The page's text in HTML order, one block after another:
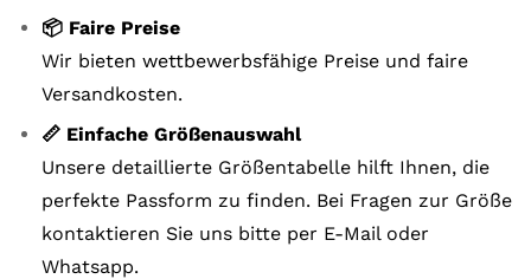
📦 Faire Preise
Wir bieten wettbewerbsfähige Preise und faire
Versandkosten.
📏 Einfache Größenauswahl
Unsere detaillierte Größentabelle hilft Ihnen, die
perfekte Passform zu finden. Bei Fragen zur Größe
kontaktieren Sie uns bitte per E-Mail oder
Whatsapp.